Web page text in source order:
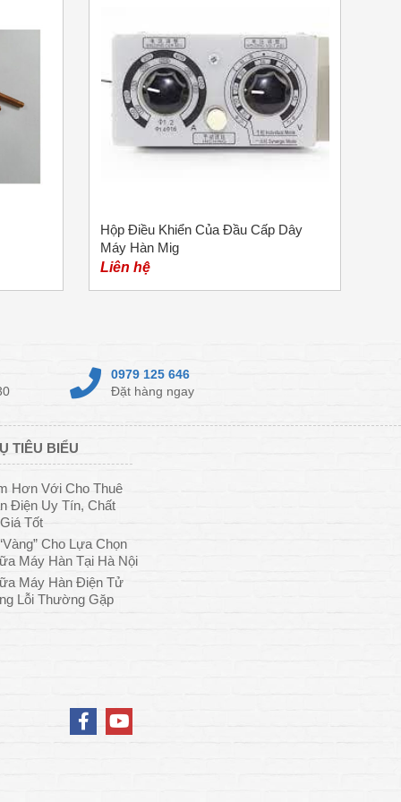
Hộp Điều Khiển Của Đầu Cấp Dây
Máy Hàn Mig
Liên hệ
0979 125 646
Đặt hàng ngay
TIÊU BIỂU
Hơn Với Cho Thuê
Điện Uy Tín, Chất
Tốt
Cho Lựa Chọn
Máy Hàn Tại Hà Nội
Máy Hàn Điện Tử
Lỗi Thường Gặp